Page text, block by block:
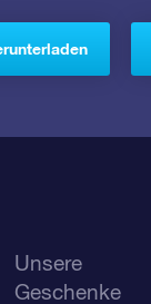
Unsere
Geschenke